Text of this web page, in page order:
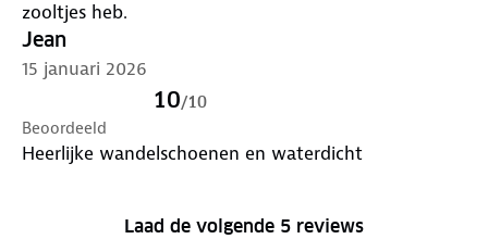
zooltjes heb.
Jean
15 januari 2026
10/10
Beoordeeld
Heerlijke wandelschoenen en waterdicht
Laad de volgende 5 reviews